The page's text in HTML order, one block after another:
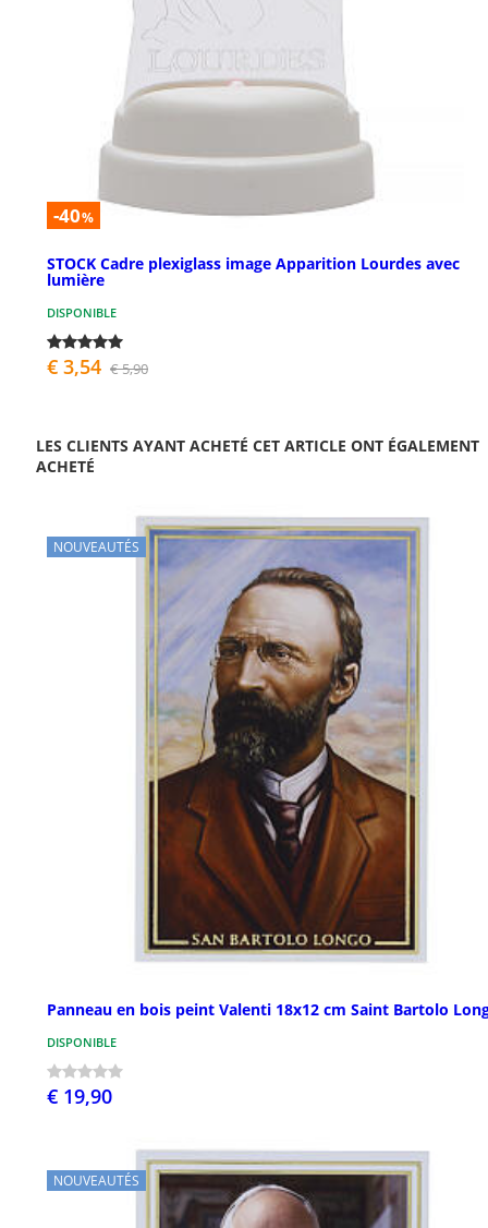
-40%
STOCK Cadre plexiglass image Apparition Lourdes avec
lumière
DISPONIBLE
€ 3,54 € 5,90
LES CLIENTS AYANT ACHETÉ CET ARTICLE ONT ÉGALEMENT
ACHETÉ
NOUVEAUTÉS
Panneau en bois peint Valenti 18x12 cm Saint Bartolo
DISPONIBLE
€ 19,90
NOUVEAUTÉS